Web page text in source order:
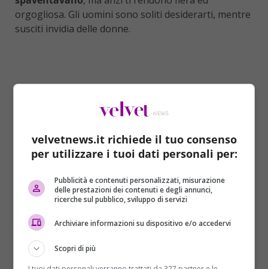
orgogliosa. Gli uomini sono soliti desiderarti, mentre
susciti invidia delle donne.
In linea generale sei una persona ammirata e
stimata, sai come raggiungere i tuoi obiettivi e non ti
lasci condizionare da niente e nessuno. Se, invece,
velvetnews.it richiede il tuo consenso
per utilizzare i tuoi dati personali per:
Pubblicità e contenuti personalizzati, misurazione
delle prestazioni dei contenuti e degli annunci,
ricerche sul pubblico, sviluppo di servizi
Archiviare informazioni su dispositivo e/o accedervi
Scopri di più